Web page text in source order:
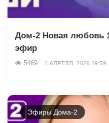
Дом-2 Новая любовь
эфир
5469 1 АПРЕЛЯ, 2026 19:59
Эфиры Дома-2